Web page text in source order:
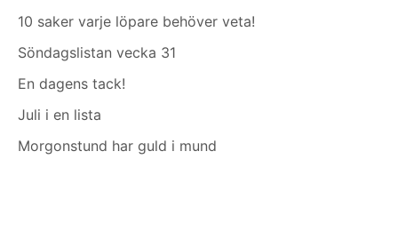
10 saker varje löpare behöver veta!
Söndagslistan vecka 31
En dagens tack!
Juli i en lista
Morgonstund har guld i mund